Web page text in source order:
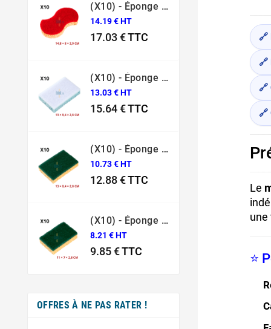
(X10) - Éponge Grattante Ergonomique Rouge Sponrex 92
14.19 € HT
17.03 €TTC
(X10) - Éponge Grattante Surface Fragile Bleue Sponrex 79
13.03 € HT
15.64 €TTC
(X10) - Éponge Grattante Professionnelle Sponrex 74
10.73 € HT
12.88 €TTC
(X10) - Éponge Grattante Professionnelle Sponrex 52
8.21 € HT
9.85 €TTC
OFFRES À NE PAS RATER !
🔗
🔗
🔗
🔗
Le
une
⭐